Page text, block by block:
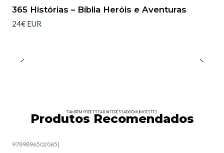
365 Histórias – Bíblia Heróis e Aventuras
24€ EUR
TAMBÉM PODE ESTAR INTERESSADO EM UM DESTES
Produtos Recomendados
9789896502065 |